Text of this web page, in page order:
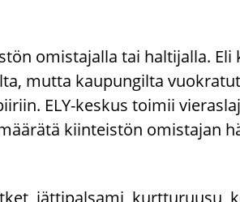
omis­ta­jal­la tai hal­ti­jal­la. Eli
mutta kau­pun­gil­ta
ELY-​keskus toi­mii
kiin­teis­tön omis­ta­jan
jät­ti­pal­sa­mi, kurt­tu­ruusu,